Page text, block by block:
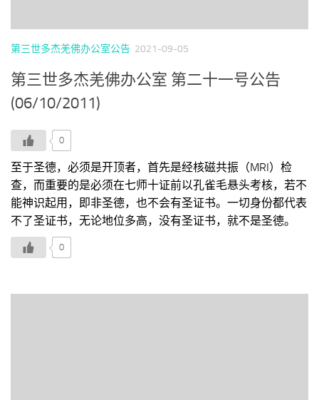
第三世多杰羌佛办公室公告 2021-09-05
第三世多杰羌佛办公室 第二十一号公告
(06/10/2011)
0
至于圣德，必须是开顶者，首先是经核磁共振（MRI）检
查，而重要的是必须在七师十证前以孔雀毛悬头考核，若不
能神识起用，即非圣德，也不会有圣证书。一切身份都代表
不了圣证书，无论地位多高，没有圣证书，就不是圣德。
0